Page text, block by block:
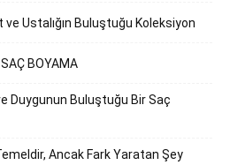
ve Ustalığın Buluştuğu Koleksiyon
BOYAMA
Duygunun Buluştuğu Bir Saç
Ancak Fark Yaratan Şey